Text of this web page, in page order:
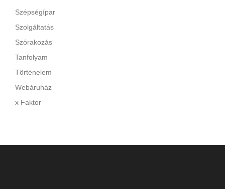
Szépségípar
Szolgáltatás
Szórakozás
Tanfolyam
Történelem
Webáruház
x Faktor